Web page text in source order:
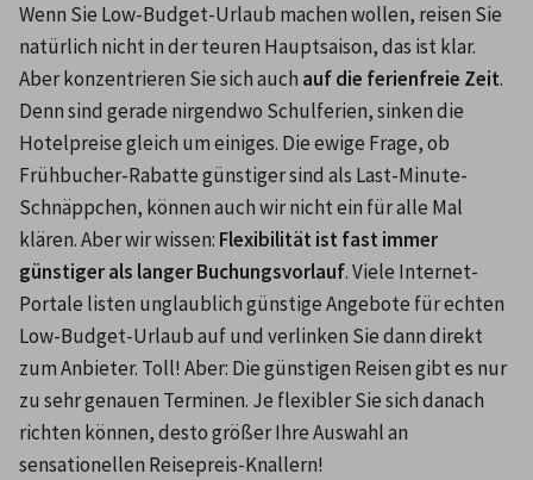
Wenn Sie Low-Budget-Urlaub machen wollen, reisen Sie
natürlich nicht in der teuren Hauptsaison, das ist klar.
Aber konzentrieren Sie sich auch auf die ferienfreie Zeit.
Denn sind gerade nirgendwo Schulferien, sinken die
Hotelpreise gleich um einiges. Die ewige Frage, ob
Frühbucher-Rabatte günstiger sind als Last-Minute-
Schnäppchen, können auch wir nicht ein für alle Mal
klären. Aber wir wissen: Flexibilität ist fast immer
günstiger als langer Buchungsvorlauf. Viele Internet-
Portale listen unglaublich günstige Angebote für echten
Low-Budget-Urlaub auf und verlinken Sie dann direkt
zum Anbieter. Toll! Aber: Die günstigen Reisen gibt es nur
zu sehr genauen Terminen. Je flexibler Sie sich danach
richten können, desto größer Ihre Auswahl an
sensationellen Reisepreis-Knallern!